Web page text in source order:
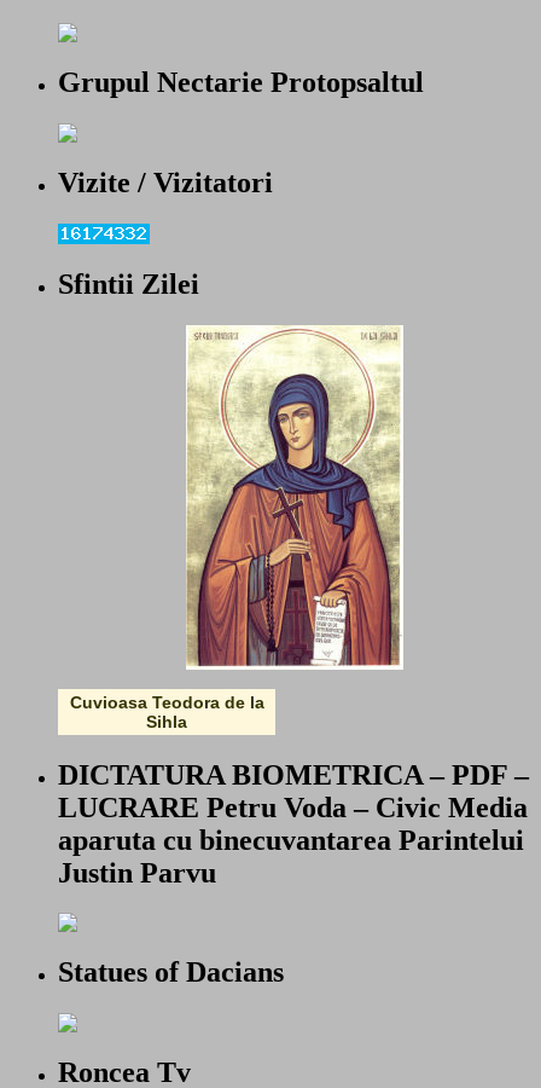
Grupul Nectarie Protopsaltul
Vizite / Vizitatori
Sfintii Zilei
Cuvioasa Teodora de la
Sihla
DICTATURA BIOMETRICA – PDF –
LUCRARE Petru Voda – Civic Media
aparuta cu binecuvantarea Parintelui
Justin Parvu
Statues of Dacians
Roncea Tv